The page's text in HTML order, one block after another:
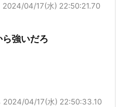
2024/04/17(水) 22:50:21.70
強いだろ
2024/04/17(水) 22:50:33.10